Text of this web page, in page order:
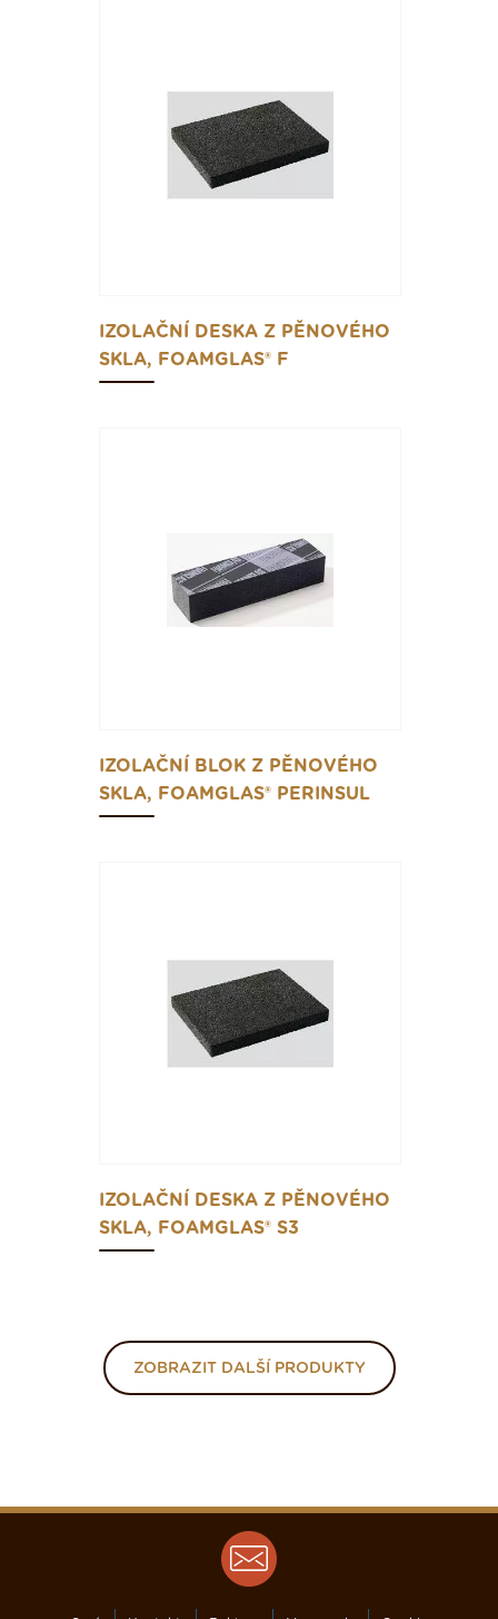
IZOLAČNÍ DESKA Z PĚNOVÉHO
SKLA, FOAMGLAS® F
IZOLAČNÍ BLOK Z PĚNOVÉHO
SKLA, FOAMGLAS® PERINSUL
IZOLAČNÍ DESKA Z PĚNOVÉHO
SKLA, FOAMGLAS® S3
ZOBRAZIT DALŠÍ PRODUKTY